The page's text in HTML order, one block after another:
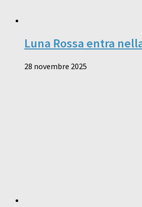
Luna Rossa entra
28 novembre 2025